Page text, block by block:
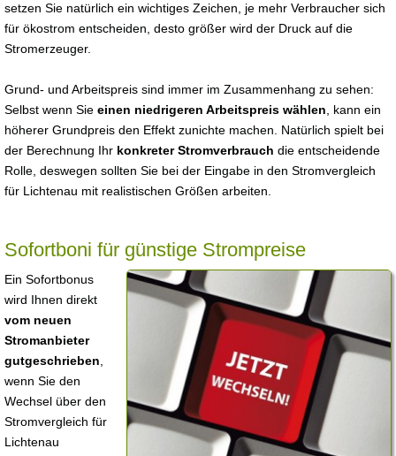
setzen Sie natürlich ein wichtiges Zeichen, je mehr Verbraucher sich
für ökostrom entscheiden, desto größer wird der Druck auf die
Stromerzeuger.
Grund- und Arbeitspreis sind immer im Zusammenhang zu sehen:
Selbst wenn Sie einen niedrigeren Arbeitspreis wählen , kann ein
höherer Grundpreis den Effekt zunichte machen. Natürlich spielt bei
der Berechnung Ihr konkreter Stromverbrauch die entscheidende
Rolle, deswegen sollten Sie bei der Eingabe in den Stromvergleich
für Lichtenau mit realistischen Größen arbeiten.
Sofortboni für günstige Strompreise
Ein Sofortbonus
wird Ihnen direkt
vom neuen
Stromanbieter
gutgeschrieben
wenn Sie den
Wechsel über den
Stromvergleich für
Lichtenau